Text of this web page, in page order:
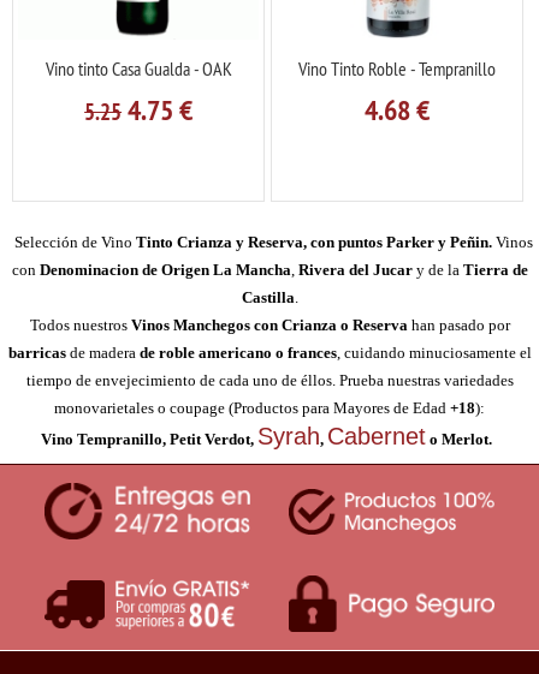
Vino tinto Casa Gualda - OAK
5.254.75€
Vino Tinto Roble - Tempranillo
4.68€
Selección de Vino Tinto Crianza y Reserva, con puntos Parker y Peñin.Vinos
con Denominacion de Origen La Mancha, Rivera del Jucary de la Tierra de
Castilla.
Todos nuestros Vinos Manchegos con Crianza o Reservahan pasado por
barricasde madera de roble americano o frances, cuidando minuciosamente el
tiempo de envejecimiento de cada uno de éllos. Prueba nuestras variedades
monovarietales o coupage (Productos para Mayores de Edad +18):
Vino Tempranillo, Petit Verdot, Syrah, Caberneto Merlot.